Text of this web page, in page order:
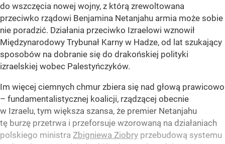
do wszczęcia nowej wojny, z którą zrewoltowana
przeciwko rządowi Benjamina Netanjahu armia może sobie
nie poradzić. Działania przeciwko Izraelowi wznowił
Międzynarodowy Trybunał Karny w Hadze, od lat szukający
sposobów na dobranie się do drakońskiej polityki
izraelskiej wobec Palestyńczyków.
Im więcej ciemnych chmur zbiera się nad głową prawicowo
– fundamentalistycznej koalicji, rządzącej obecnie
w Izraelu, tym większa szansa, że premier Netanjahu
tę burzę przetrwa i przeforsuje wzorowaną na działaniach
polskiego ministra Zbigniewa Ziobry przebudową systemu